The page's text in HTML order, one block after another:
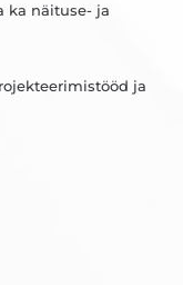
ka näituse- ja
ja